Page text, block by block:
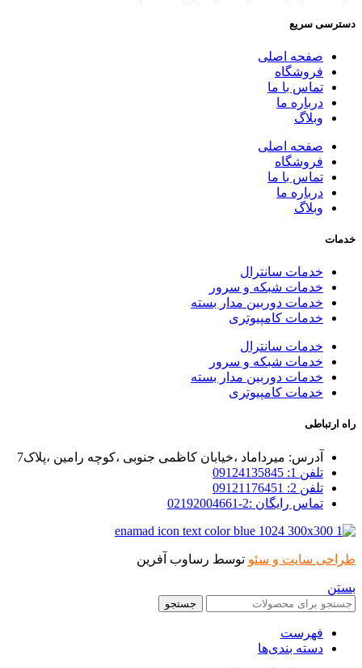
دسترسی سریع
صفحه اصلی
فروشگاه
تماس با ما
درباره ما
وبلاگ
صفحه اصلی
فروشگاه
تماس با ما
درباره ما
وبلاگ
خدمات
خدمات سانترال
خدمات شبکه و سرور
خدمات دوربین مدار بسته
خدمات کامپیوتری
خدمات سانترال
خدمات شبکه و سرور
خدمات دوربین مدار بسته
خدمات کامپیوتری
راه ارتباطی
آدرس: میرداماد ،خیابان کاظمی جنوبی ،کوچه رامین ،پلاک7
تلفن 1: 09124135845
تلفن 2: 09121176451
تماس رایگان :2-02192004661
طراحی سایت و سئو توسط رساوب آفرین
بستن
جستجو
فهرست
دسته بندی‌ها